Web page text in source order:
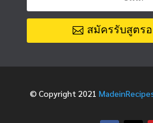
สมัครรับสูตร
© Copyright 2021